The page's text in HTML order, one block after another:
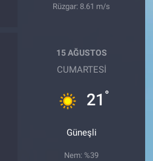
Rüzgar: 8.61 m/s
15 AĞUSTOS
CUMARTESI
21 °
Güneşli
Nem: %39